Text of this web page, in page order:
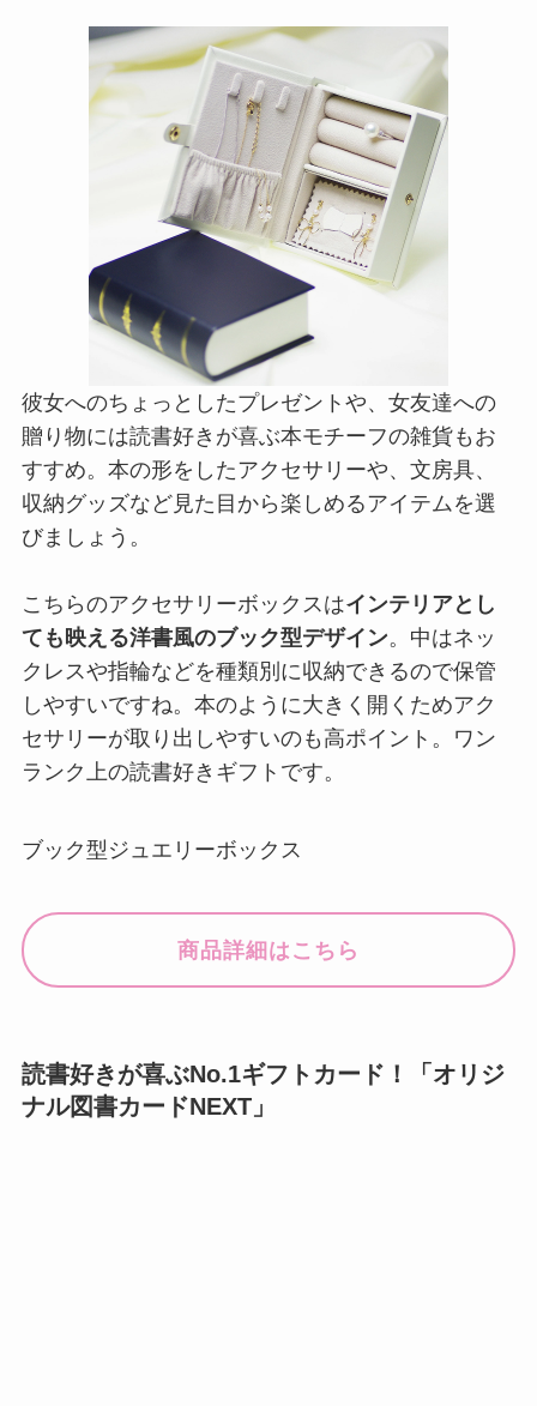
彼女へのちょっとしたプレゼントや、女友達への
贈り物には読書好きが喜ぶ本モチーフの雑貨もお
すすめ。本の形をしたアクセサリーや、文房具、
収納グッズなど見た目から楽しめるアイテムを選
びましょう。
こちらのアクセサリーボックスはインテリアとし
ても映える洋書風のブック型デザイン。中はネッ
クレスや指輪などを種類別に収納できるので保管
しやすいですね。本のように大きく開くためアク
セサリーが取り出しやすいのも高ポイント。ワン
ランク上の読書好きギフトです。
ブック型ジュエリーボックス
商品詳細はこちら
読書好きが喜ぶNo.1ギフトカード！「オリジ
ナル図書カードNEXT」